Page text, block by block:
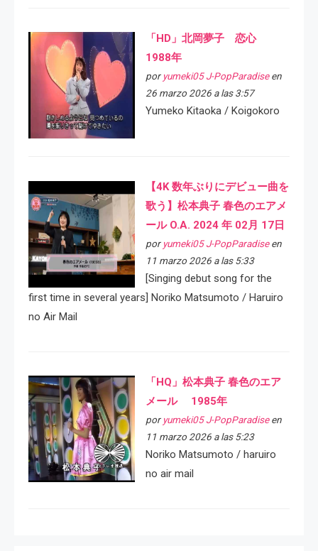
「HD」北岡夢子 恋心
1988年
por yumeki05 J-PopParadiseen
26 marzo 2026 a las 3:57
Yumeko Kitaoka / Koigokoro
【4K 数年ぶりにデビュー曲を
歌う】松本典子 春色のエアメ
ール O.A. 2024 年 02月 17日
por yumeki05 J-PopParadiseen
11 marzo 2026 a las 5:33
[Singing debut song for the
first time in several years] Noriko Matsumoto / Haruiro
no Air Mail
「HQ」松本典子 春色のエア
メール 1985年
por yumeki05 J-PopParadiseen
11 marzo 2026 a las 5:23
Noriko Matsumoto / haruiro
no air mail